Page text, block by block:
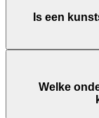
Is een
Welke